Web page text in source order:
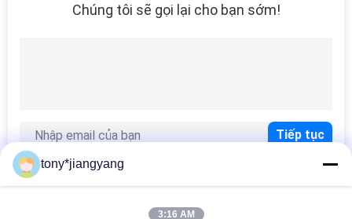
Chúng tôi sẽ gọi lại cho bạn sớm!
tony*jiangyang
3:16 AM